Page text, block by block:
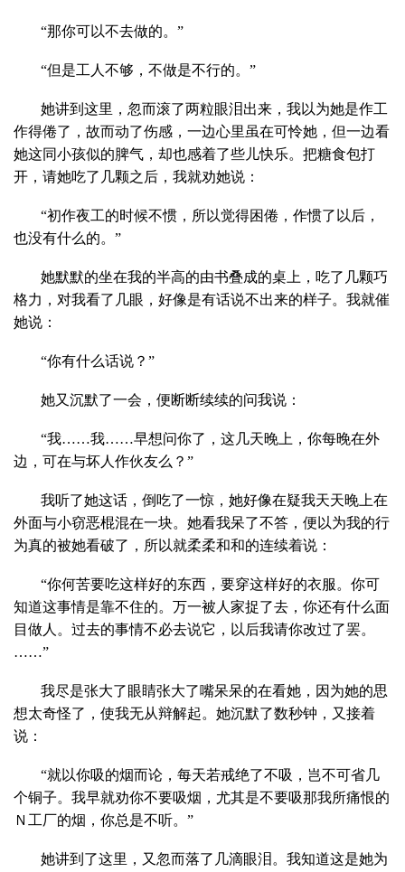
“那你可以不去做的。”
“但是工人不够，不做是不行的。”
她讲到这里，忽而滚了两粒眼泪出来，我以为她是作工
作得倦了，故而动了伤感，一边心里虽在可怜她，但一边看
她这同小孩似的脾气，却也感着了些儿快乐。把糖食包打
开，请她吃了几颗之后，我就劝她说：
“初作夜工的时候不惯，所以觉得困倦，作惯了以后，
也没有什么的。”
她默默的坐在我的半高的由书叠成的桌上，吃了几颗巧
格力，对我看了几眼，好像是有话说不出来的样子。我就催
她说：
“你有什么话说？”
她又沉默了一会，便断断续续的问我说：
“我……我……早想问你了，这几天晚上，你每晚在外
边，可在与坏人作伙友么？”
我听了她这话，倒吃了一惊，她好像在疑我天天晚上在
外面与小窃恶棍混在一块。她看我呆了不答，便以为我的行
为真的被她看破了，所以就柔柔和和的连续着说：
“你何苦要吃这样好的东西，要穿这样好的衣服。你可
知道这事情是靠不住的。万一被人家捉了去，你还有什么面
目做人。过去的事情不必去说它，以后我请你改过了罢。
……”
我尽是张大了眼睛张大了嘴呆呆的在看她，因为她的思
想太奇怪了，使我无从辩解起。她沉默了数秒钟，又接着
说：
“就以你吸的烟而论，每天若戒绝了不吸，岂不可省几
个铜子。我早就劝你不要吸烟，尤其是不要吸那我所痛恨的
Ｎ工厂的烟，你总是不听。”
她讲到了这里，又忽而落了几滴眼泪。我知道这是她为